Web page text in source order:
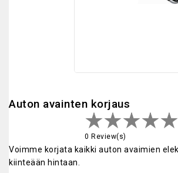
Auton avainten korjaus
0 Review(s)
Voimme korjata kaikki auton avaimien
kiinteään hintaan.